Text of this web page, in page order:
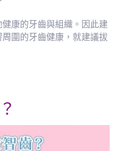
康的牙齒與組織。因此建
圍的牙齒健康，就建議拔